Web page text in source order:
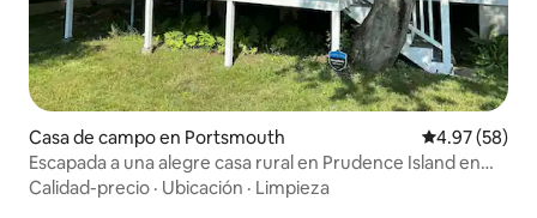
Casa de campo en Portsmouth Calificación
4.97 (58)
Escapada a una alegre casa rural en Prudence Island en
ferry
Calidad-precio · Ubicación · Limpieza